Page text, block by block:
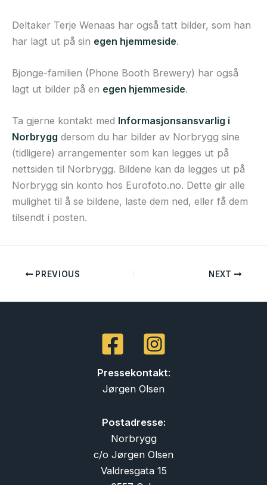
Deltaker Terje Wenaas har også tatt bilder, som han
har lagt ut på sin egen hjemmeside.
Bjonge-familien (Phone Booth Brewery) har også
lagt ut bilder på en egen hjemmeside.
Ta gjerne kontakt med Informasjonsansvarlig i
Norbrygg dersom du har bilder av Norbrygg sine
(tidligere) arrangementer som kan legges ut på
nettsiden til Norbrygg. Bildene kan da legges ut på
Norbrygg sin konto hos Eurofoto.no. Dette gir alle
mulighet til å se bildene, laste dem ned, eller få dem
tilsendt i posten.
PREVIOUS NEXT
Pressekontakt:
Jørgen Olsen
Postadresse:
Norbrygg
c/o Jørgen Olsen
Valdresgata 15